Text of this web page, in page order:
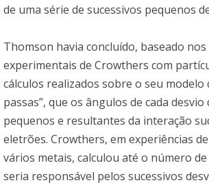
de uma série de sucessivos pequenos
Thomson havia concluído, baseado
experimentais de Crowthers com
cálculos realizados sobre o seu modelo
passas”, que os ângulos de cada
pequenos e resultantes da interação
eletrões. Crowthers, em experiências
vários metais, calculou até o número
seria responsável pelos sucessivos